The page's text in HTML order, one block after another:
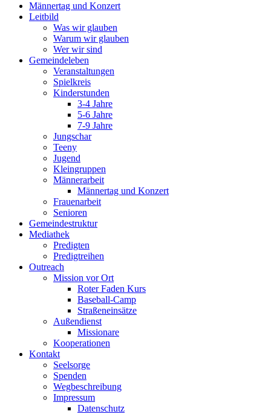
Männertag und Konzert
Leitbild
Was wir glauben
Warum wir glauben
Wer wir sind
Gemeindeleben
Veranstaltungen
Spielkreis
Kinderstunden
3-4 Jahre
5-6 Jahre
7-9 Jahre
Jungschar
Teeny
Jugend
Kleingruppen
Männerarbeit
Männertag und Konzert
Frauenarbeit
Senioren
Gemeindestruktur
Mediathek
Predigten
Predigtreihen
Outreach
Mission vor Ort
Roter Faden Kurs
Baseball-Camp
Straßeneinsätze
Außendienst
Missionare
Kooperationen
Kontakt
Seelsorge
Spenden
Wegbeschreibung
Impressum
Datenschutz